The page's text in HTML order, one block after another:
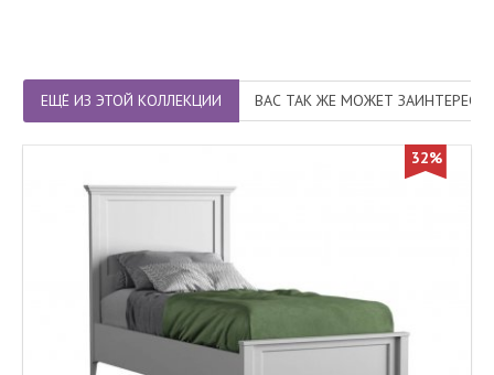
ЕЩЁ ИЗ ЭТОЙ КОЛЛЕКЦИИ ВАС ТАК ЖЕ МОЖЕТ
32%